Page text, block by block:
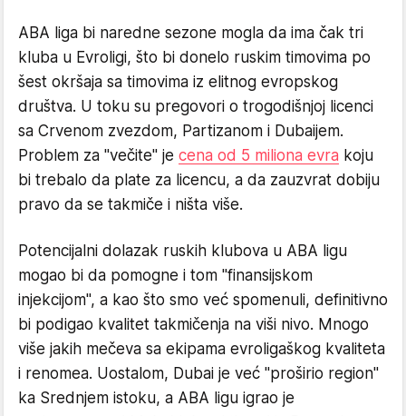
ABA liga bi naredne sezone mogla da ima čak tri
kluba u Evroligi, što bi donelo ruskim timovima po
šest okršaja sa timovima iz elitnog evropskog
društva. U toku su pregovori o trogodišnjoj licenci
sa Crvenom zvezdom, Partizanom i Dubaijem.
Problem za "večite" je cena od 5 miliona evra koju
bi trebalo da plate za licencu, a da zauzvrat dobiju
pravo da se takmiče i ništa više.
Potencijalni dolazak ruskih klubova u ABA ligu
mogao bi da pomogne i tom "finansijskom
injekcijom", a kao što smo već spomenuli, definitivno
bi podigao kvalitet takmičenja na viši nivo. Mnogo
više jakih mečeva sa ekipama evroligaškog kvaliteta
i renomea. Uostalom, Dubai je već "proširio region"
ka Srednjem istoku, a ABA ligu igrao je